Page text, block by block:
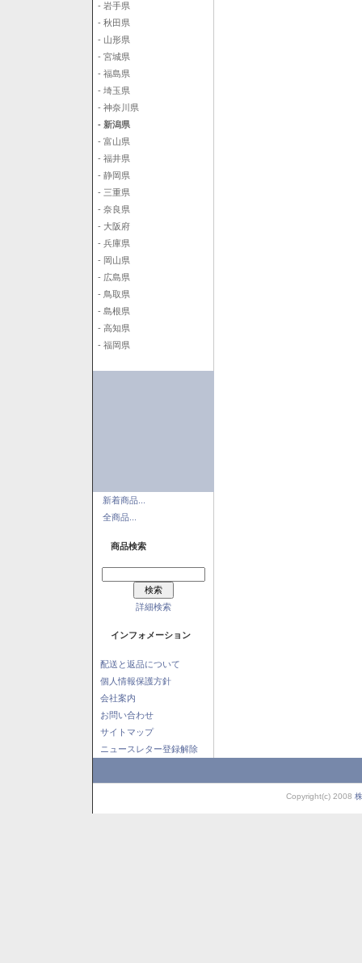
- 岩手県
- 秋田県
- 山形県
- 宮城県
- 福島県
- 埼玉県
- 神奈川県
- 新潟県
- 富山県
- 福井県
- 静岡県
- 三重県
- 奈良県
- 大阪府
- 兵庫県
- 岡山県
- 広島県
- 鳥取県
- 島根県
- 高知県
- 福岡県
新着商品...
全商品...
商品検索
詳細検索
インフォメーション
配送と返品について
個人情報保護方針
会社案内
お問い合わせ
サイトマップ
ニュースレター登録解除
Copyright(c) 2008